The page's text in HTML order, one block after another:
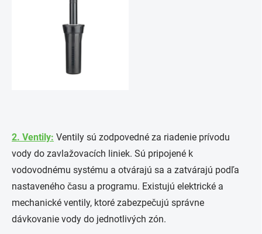
2. Ventily: Ventily sú zodpovedné za riadenie prívodu
vody do zavlažovacích liniek. Sú pripojené k
vodovodnému systému a otvárajú sa a zatvárajú podľa
nastaveného času a programu. Existujú elektrické a
mechanické ventily, ktoré zabezpečujú správne
dávkovanie vody do jednotlivých zón.